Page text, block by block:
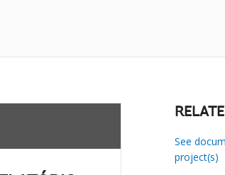
See
project(s)